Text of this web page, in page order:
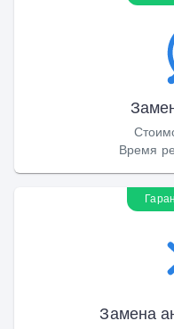
Время
Замена